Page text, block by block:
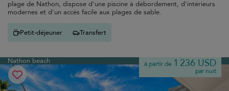
plage de Nathon, dispose d'une piscine à débordement, d'intérieurs
modernes et d'un accès facile aux plages de sable.
Petit-déjeuner Transfert
Nathon beach à partir de 1 236 USD
par nuit